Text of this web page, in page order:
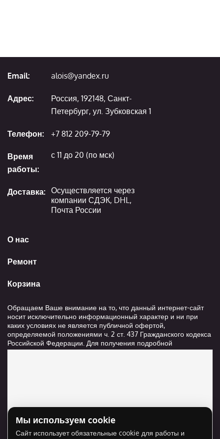
О нас
Ремонт
Корзина
Email: alois@yandex.ru
Адрес:
Россия, 192148, Санкт-
Петербург, ул. Зубковская 1
Телефон: +7 812 209-79-79
Время
работы:
с 11 до 20 (по мск)
Доставка: Осуществляется через
компании СДЭК, DHL,
Почта России
Обращаем Ваше внимание на то, что данный интернет-сайт
носит исключительно информационный характер и ни при
каких условиях не является публичной офертой,
определяемой положениями ч. 2 ст. 437 Гражданского кодекса
Российской Федерации. Для получения подробной
информации о стоимости и сроках выполнения услуг,
Для отображения карты нужно разрешить
использование cookie для внешнего контента.
Мы используем cookie
Сайт использует обязательные cookie для работы и